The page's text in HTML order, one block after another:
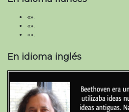
«».
«».
«».
En idioma inglés